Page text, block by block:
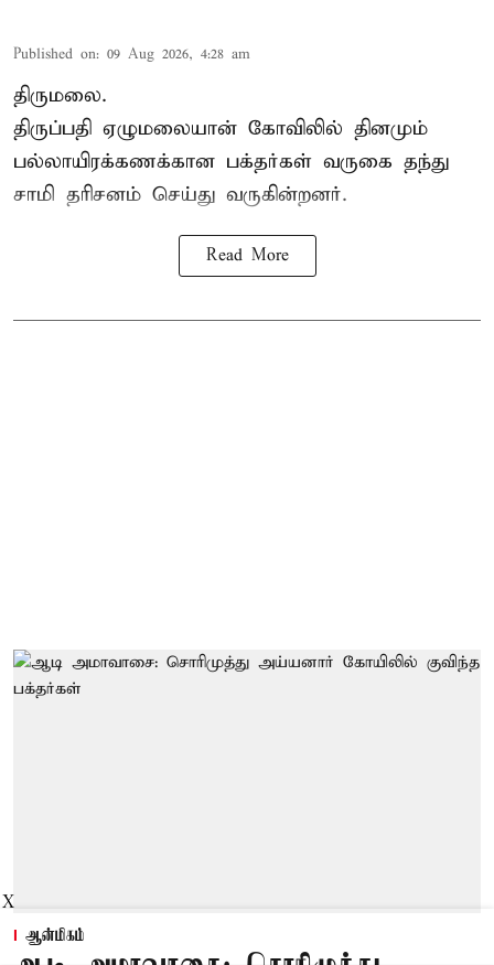
Published on: 09 Aug 2026, 4:28 am
திருமலை.
திருப்பதி ஏழுமலையான் கோவிலில் தினமும்
பல்லாயிரக்கணக்கான பக்தர்கள் வருகை தந்து
சாமி தரிசனம் செய்து வருகின்றனர்.
Read More
ஆன்மிகம்
X